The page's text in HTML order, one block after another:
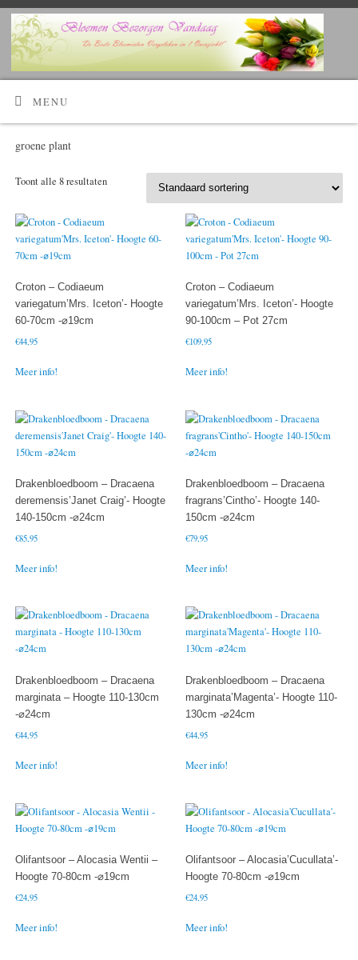
Voordelig bloemen bestellen en laten bezorgen? Kijk Hier!
MENU
groene plant
Toont alle 8 resultaten
Croton – Codiaeum
variegatum’Mrs. Iceton’- Hoogte
60-70cm -⌀19cm
€44,95
Meer info!
Croton – Codiaeum
variegatum’Mrs. Iceton’- Hoogte
90-100cm – Pot 27cm
€109,95
Meer info!
Drakenbloedboom – Dracaena
deremensis’Janet Craig’- Hoogte
140-150cm -⌀24cm
€85,95
Meer info!
Drakenbloedboom – Dracaena
fragrans’Cintho’- Hoogte 140-
150cm -⌀24cm
€79,95
Meer info!
Drakenbloedboom – Dracaena
marginata – Hoogte 110-130cm
-⌀24cm
€44,95
Meer info!
Drakenbloedboom – Dracaena
marginata’Magenta’- Hoogte 110-
130cm -⌀24cm
€44,95
Meer info!
Olifantsoor – Alocasia Wentii –
Hoogte 70-80cm -⌀19cm
€24,95
Meer info!
Olifantsoor – Alocasia’Cucullata’-
Hoogte 70-80cm -⌀19cm
€24,95
Meer info!